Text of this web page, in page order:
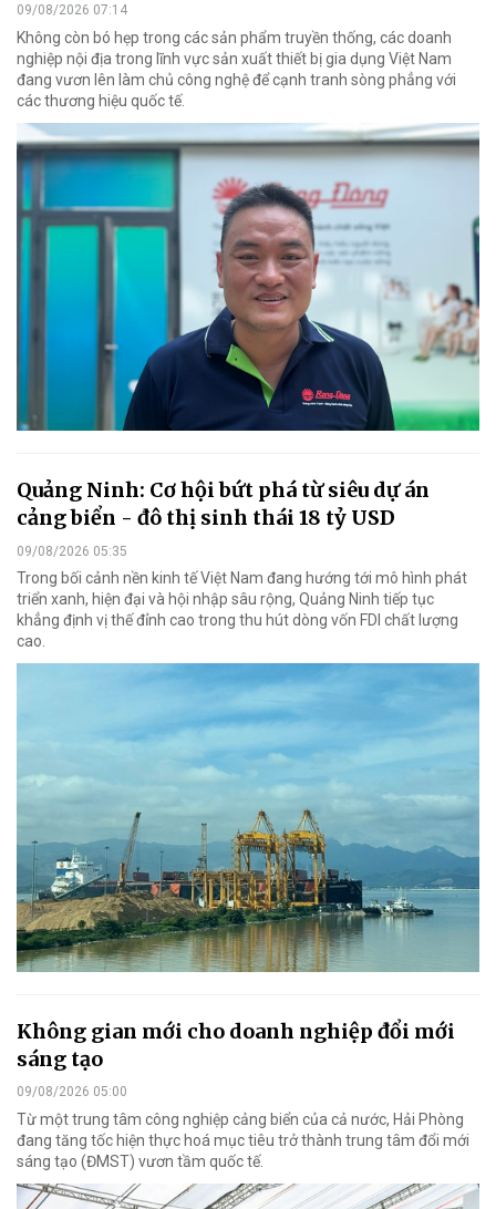
09/08/2026 07:14
Không còn bó hẹp trong các sản phẩm truyền thống, các doanh
nghiệp nội địa trong lĩnh vực sản xuất thiết bị gia dụng Việt Nam
đang vươn lên làm chủ công nghệ để cạnh tranh sòng phẳng với
các thương hiệu quốc tế.
Quảng Ninh: Cơ hội bứt phá từ siêu dự án
cảng biển - đô thị sinh thái 18 tỷ USD
09/08/2026 05:35
Trong bối cảnh nền kinh tế Việt Nam đang hướng tới mô hình phát
triển xanh, hiện đại và hội nhập sâu rộng, Quảng Ninh tiếp tục
khẳng định vị thế đỉnh cao trong thu hút dòng vốn FDI chất lượng
cao.
Không gian mới cho doanh nghiệp đổi mới
sáng tạo
09/08/2026 05:00
Từ một trung tâm công nghiệp cảng biển của cả nước, Hải Phòng
đang tăng tốc hiện thực hoá mục tiêu trở thành trung tâm đổi mới
sáng tạo (ĐMST) vươn tầm quốc tế.